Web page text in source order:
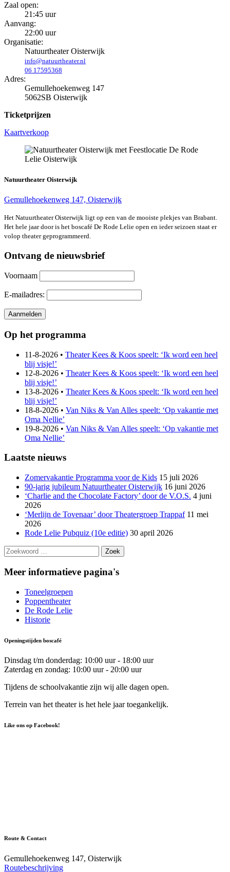
Zaal open:
21:45 uur
Aanvang:
22:00 uur
Organisatie:
Natuurtheater Oisterwijk
info@natuurtheater.nl
06 17595368
Adres:
Gemullehoekenweg 147
5062SB Oisterwijk
Ticketprijzen
Kaartverkoop
Natuurtheater Oisterwijk
Gemullehoekenweg 147, Oisterwijk
Het Natuurtheater Oisterwijk ligt op een van de mooiste plekjes van Brabant.
Het hele jaar door is het boscafé De Rode Lelie open en ieder seizoen staat er
volop theater geprogrammeerd.
Ontvang de nieuwsbrief
Voornaam
E-mailadres:
Op het programma
11-8-2026 • Theater Kees & Koos speelt: ‘Ik word een heel
blij visje!’
12-8-2026 • Theater Kees & Koos speelt: ‘Ik word een heel
blij visje!’
13-8-2026 • Theater Kees & Koos speelt: ‘Ik word een heel
blij visje!’
18-8-2026 • Van Niks & Van Alles speelt: ‘Op vakantie met
Oma Nellie’
19-8-2026 • Van Niks & Van Alles speelt: ‘Op vakantie met
Oma Nellie’
Laatste nieuws
Zomervakantie Programma voor de Kids 15 juli 2026
90-jarig jubileum Natuurtheater Oisterwijk 16 juni 2026
‘Charlie and the Chocolate Factory’ door de V.O.S. 4 juni
2026
‘Merlijn de Tovenaar’ door Theatergroep Trappaf 11 mei
2026
Rode Lelie Pubquiz (10e editie) 30 april 2026
Meer informatieve pagina's
Toneelgroepen
Poppentheater
De Rode Lelie
Historie
Openingstijden boscafé
Dinsdag t/m donderdag: 10:00 uur - 18:00 uur
Zaterdag en zondag: 10:00 uur - 20:00 uur
Tijdens de schoolvakantie zijn wij alle dagen open.
Terrein van het theater is het hele jaar toegankelijk.
Like ons op Facebook!
Route & Contact
Gemullehoekenweg 147, Oisterwijk
Routebeschrijving